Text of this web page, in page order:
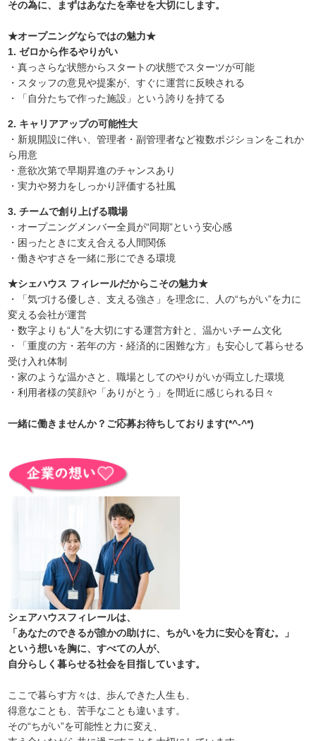
その為に、まずはあなたを幸せを大切にします。
★オープニングならではの魅力★
1. ゼロから作るやりがい
・真っさらな状態からスタートの状態でスターツが可能
・スタッフの意見や提案が、すぐに運営に反映される
・「自分たちで作った施設」という誇りを持てる
2. キャリアアップの可能性大
・新規開設に伴い、管理者・副管理者など複数ポジションをこれか
ら用意
・意欲次第で早期昇進のチャンスあり
・実力や努力をしっかり評価する社風
3. チームで創り上げる職場
・オープニングメンバー全員が“同期”という安心感
・困ったときに支え合える人間関係
・働きやすさを一緒に形にできる環境
★シェハウス フィレールだからこその魅力★
・「気づける優しさ、支える強さ」を理念に、人の“ちがい”を力に
変える会社が運営
・数字よりも“人”を大切にする運営方針と、温かいチーム文化
・「重度の方・若年の方・経済的に困難な方」も安心して暮らせる
受け入れ体制
・家のような温かさと、職場としてのやりがいが両立した環境
・利用者様の笑顔や「ありがとう」を間近に感じられる日々
一緒に働きませんか？ご応募お待ちしております(*^-^*)
シェアハウスフィレールは、
「あなたのできるが誰かの助けに、ちがいを力に安心を育む。」
という想いを胸に、すべての人が、
自分らしく暮らせる社会を目指しています。
ここで暮らす方々は、歩んできた人生も、
得意なことも、苦手なことも違います。
その“ちがい”を可能性と力に変え、